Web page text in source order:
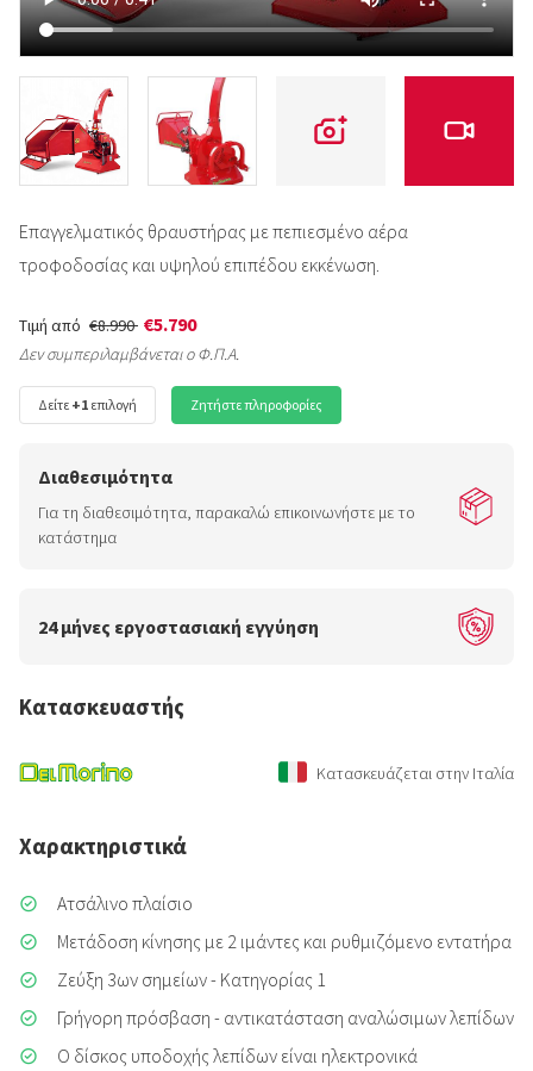
Επαγγελματικός θραυστήρας με πεπιεσμένο αέρα
τροφοδοσίας και υψηλού επιπέδου εκκένωση.
Τιμή από €8.990 €5.790
Δεν συμπεριλαμβάνεται ο Φ.Π.Α.
Δείτε +1 επιλογή Ζητήστε πληροφορίες
Διαθεσιμότητα
Για τη διαθεσιμότητα, παρακαλώ επικοινωνήστε με το
κατάστημα
24 μήνες εργοστασιακή εγγύηση
Κατασκευαστής
Κατασκευάζεται στην Ιταλία
Χαρακτηριστικά
Ατσάλινο πλαίσιο
Μετάδοση κίνησης με 2 ιμάντες και ρυθμιζόμενο εντατήρα
Ζεύξη 3ων σημείων - Κατηγορίας 1
Γρήγορη πρόσβαση - αντικατάσταση αναλώσιμων λεπίδων
Ο δίσκος υποδοχής λεπίδων είναι ηλεκτρονικά